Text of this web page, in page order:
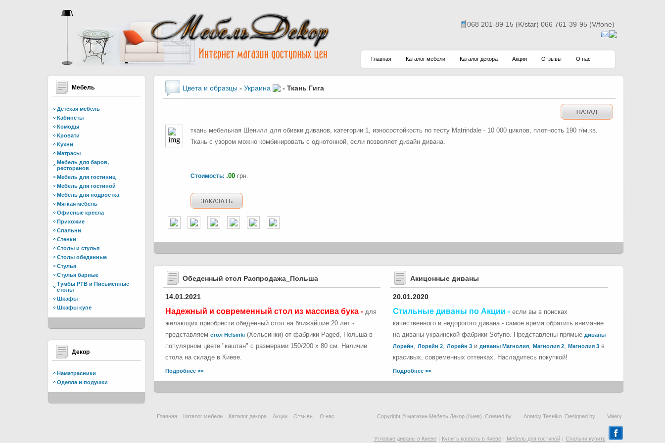
068 201-89-15 (K/star) 066 761-39-95 (V/fone)
Главная Каталог мебели Каталог декора Акции Отзывы О нас
Мебель
Детская мебель
Кабинеты
Комоды
Кровати
Кухни
Матрасы
Мебель для баров,
ресторанов
Мебель для гостиниц
Мебель для гостиной
Мебель для подростка
Мягкая мебель
Офисные кресла
Прихожие
Спальни
Стенки
Столы и стулья
Столы обеденные
Стулья
Стулья барные
Тумбы РТВ и Письменные
столы
Шкафы
Шкафы купе
Декор
Наматрасники
Одеяла и подушки
Цвета и образцы - Украина - Ткань Гига
ткань мебельная Шенилл для обивки диванов, категории 1, износостойкость по тесту Matrindale - 10 000 циклов, плотность 190 г/м.кв.
Ткань с узором можно комбинировать с однотонной, если позволяет дизайн дивана.
Стоимость: .00 грн.
Обеденный стол Распродажа_Польша
14.01.2021
Надежный и современный стол из массива бука - для
желающих приобрести обеденный стол на ближайшие 20 лет -
представляем стол Helsinki (Хельсинки) от фабрики Paged, Польша в
популярном цвете "каштан" с размерами 150/200 х 80 см. Наличие
стола на складе в Киеве.
Подробнее >>
Акицонные диваны
20.01.2020
Стильные диваны по Акции - если вы в поисках
качественного и недорогого дивана - самое время обратить внимание
на диваны украинской фабрики Sofyno. Представлены прямые диваны
Лорейн, Лорейн 2, Лорейн 3 и диваны Магнолия, Магнолия 2, Магнолия 3 в
красивых, современных оттенках. Насладитесь покупкой!
Подробнее >>
Главная Каталог мебели Каталог декора Акции Отзывы О нас Copyright © магазин Мебель Декор (Киев). Created by Anatoly Teselko . Designed by Valery .
Угловые диваны в Киеве | Купить кровать в Киеве | Мебель для гостиной | Спальни купить